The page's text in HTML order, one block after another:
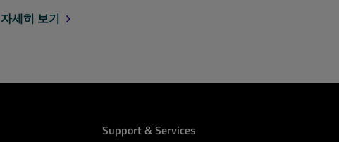
자세히 보기
Support & Services